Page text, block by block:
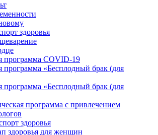
здоровья
программа COVID-19
программа «Бесплодный брак (для
программа «Бесплодный брак (для
программа с привлечением
здоровья
здоровья для женщин